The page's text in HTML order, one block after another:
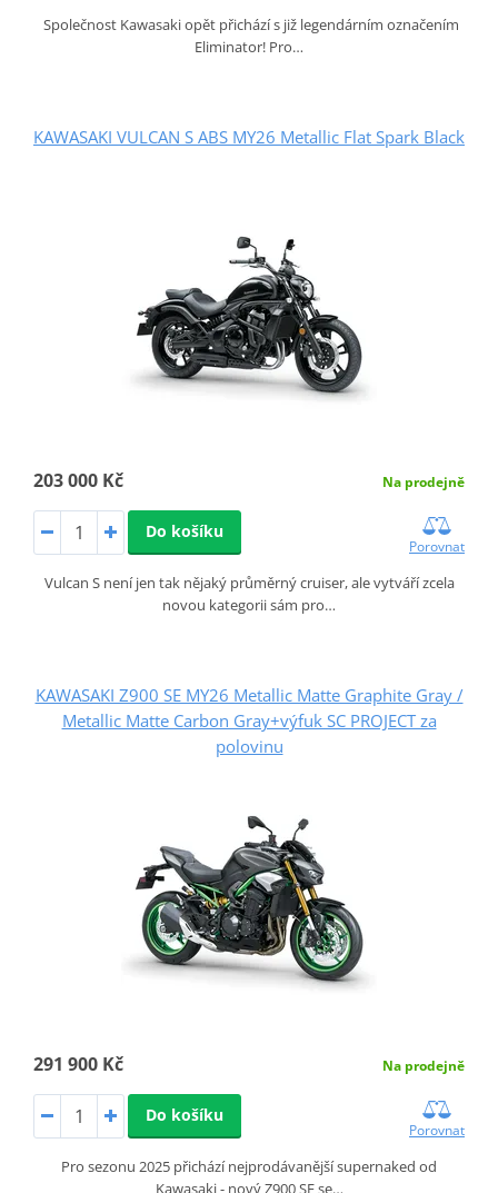
Společnost Kawasaki opět přichází s již legendárním označením
Eliminator! Pro…
KAWASAKI VULCAN S ABS MY26 Metallic Flat Spark Black
203 000 Kč Na prodejně
Do košíku
Porovnat
Vulcan S není jen tak nějaký průměrný cruiser, ale vytváří zcela
novou kategorii sám pro…
KAWASAKI Z900 SE MY26 Metallic Matte Graphite Gray /
Metallic Matte Carbon Gray+výfuk SC PROJECT za
polovinu
291 900 Kč Na prodejně
Do košíku
Porovnat
Pro sezonu 2025 přichází nejprodávanější supernaked od
Kawasaki - nový Z900 SE se…